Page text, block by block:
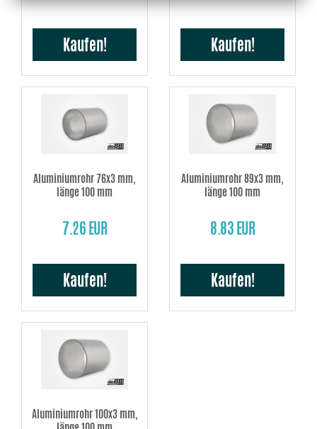
Kaufen! Kaufen!
Aluminiumrohr 76x3 mm,
länge 100 mm
7.26 EUR
Kaufen!
Aluminiumrohr 89x3 mm,
länge 100 mm
8.83 EUR
Kaufen!
Aluminiumrohr 100x3 mm,